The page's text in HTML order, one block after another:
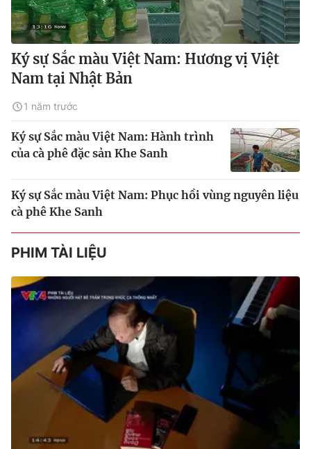
Ký sự Sắc màu Việt Nam: Hương vị Việt
Nam tại Nhật Bản
1 năm trước
Ký sự Sắc màu Việt Nam: Hành trình
của cà phê đặc sản Khe Sanh
Ký sự Sắc màu Việt Nam: Phục hồi vùng nguyên liệu
cà phê Khe Sanh
PHIM TÀI LIỆU